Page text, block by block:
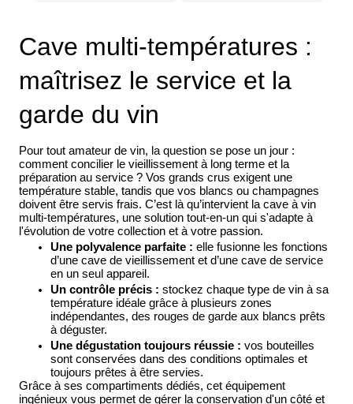
Cave multi-températures :
maîtrisez le service et la
garde du vin
Pour tout amateur de vin, la question se pose un jour :
comment concilier le vieillissement à long terme et la
préparation au service ? Vos grands crus exigent une
température stable, tandis que vos blancs ou champagnes
doivent être servis frais. C’est là qu’intervient la cave à vin
multi-températures, une solution tout-en-un qui s'adapte à
l'évolution de votre collection et à votre passion.
Une polyvalence parfaite : elle fusionne les fonctions
d’une cave de vieillissement et d’une cave de service
en un seul appareil.
Un contrôle précis : stockez chaque type de vin à sa
température idéale grâce à plusieurs zones
indépendantes, des rouges de garde aux blancs prêts
à déguster.
Une dégustation toujours réussie : vos bouteilles
sont conservées dans des conditions optimales et
toujours prêtes à être servies.
Grâce à ses compartiments dédiés, cet équipement
ingénieux vous permet de gérer la conservation d'un côté et